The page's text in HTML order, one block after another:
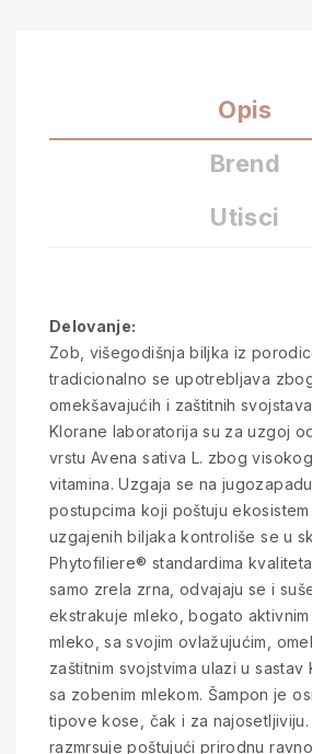
Opis
Brend
Utisci
Delovanje:
Zob, višegodišnja biljka iz
tradicionalno se upotrebljava
omekšavajućih i zaštitnih
Klorane laboratorija su za uzgoj
vrstu Avena sativa L. zbog
vitamina. Uzgaja se na
postupcima koji poštuju
uzgajenih biljaka kontroliše se u
Phytofiliere® standardima
samo zrela zrna, odvajaju se i
ekstrakuje mleko, bogato aktivnim
mleko, sa svojim ovlažujućim,
zaštitnim svojstvima ulazi u sastav
sa zobenim mlekom. Šampon je
tipove kose, čak i za najosetljiviju.
razmrsuje poštujući prirodnu